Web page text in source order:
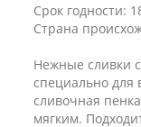
Срок годности:
​Страна
Нежные сливки
специально для
сливочная
мягким.